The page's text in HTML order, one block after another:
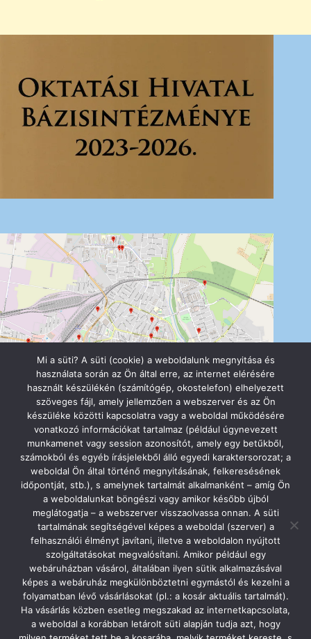
Szolnok Városi Óvodák
5000 Szolnok, Szapáry utca 8.
0620/277-9990 // 0656/421-618
titkarsag@szolnokiovodak.t-online.hu
Facebook oldalunk
Mi a süti? A süti (cookie) a weboldalunk megnyitása és
használata során az Ön által erre, az internet elérésére
használt készülékén (számítógép, okostelefon) elhelyezett
szöveges fájl, amely jellemzően a webszerver és az Ön
készüléke közötti kapcsolatra vagy a weboldal működésére
vonatkozó információkat tartalmaz (például úgynevezett
munkamenet vagy session azonosítót, amely egy betűkből,
számokból és egyéb írásjelekből álló egyedi karaktersorozat; a
weboldal Ön által történő megnyitásának, felkeresésének
időpontját, stb.), s amelynek tartalmát alkalmanként – amíg Ön
a weboldalunkat böngészi vagy amikor később újból
meglátogatja – a webszerver visszaolvassa onnan. A süti
tartalmának segítségével képes a weboldal (szerver) a
felhasználói élményt javítani, illetve a weboldalon nyújtott
szolgáltatásokat megvalósítani. Amikor például egy
webáruházban vásárol, általában ilyen sütik alkalmazásával
képes a webáruház megkülönböztetni egymástól és kezelni a
folyamatban lévő vásárlásokat (pl.: a kosár aktuális tartalmát).
Ha vásárlás közben esetleg megszakad az internetkapcsolata,
a weboldal a korábban letárolt süti alapján tudja azt, hogy